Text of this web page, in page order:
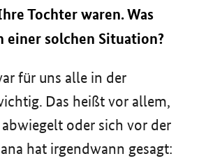
Tochter waren. Was
einer solchen Situation?
für uns alle in der
Das heißt vor allem,
oder sich vor der
hat irgendwann gesagt: